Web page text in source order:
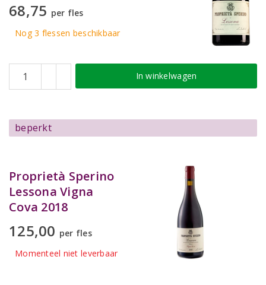
68,75 per fles
Nog 3 flessen beschikbaar
In winkelwagen
beperkt
Proprietà Sperino
Lessona Vigna
Cova 2018
125,00 per fles
Momenteel niet leverbaar